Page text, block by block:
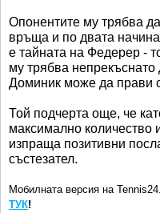
Опонентите му трябва
връща и по двата
е тайната на Федерер -
му трябва
Доминик може да прави
Той подчерта още, че
максимално количество
изпраща позитивни
състезател.
Мобилната версия на
ТУК!